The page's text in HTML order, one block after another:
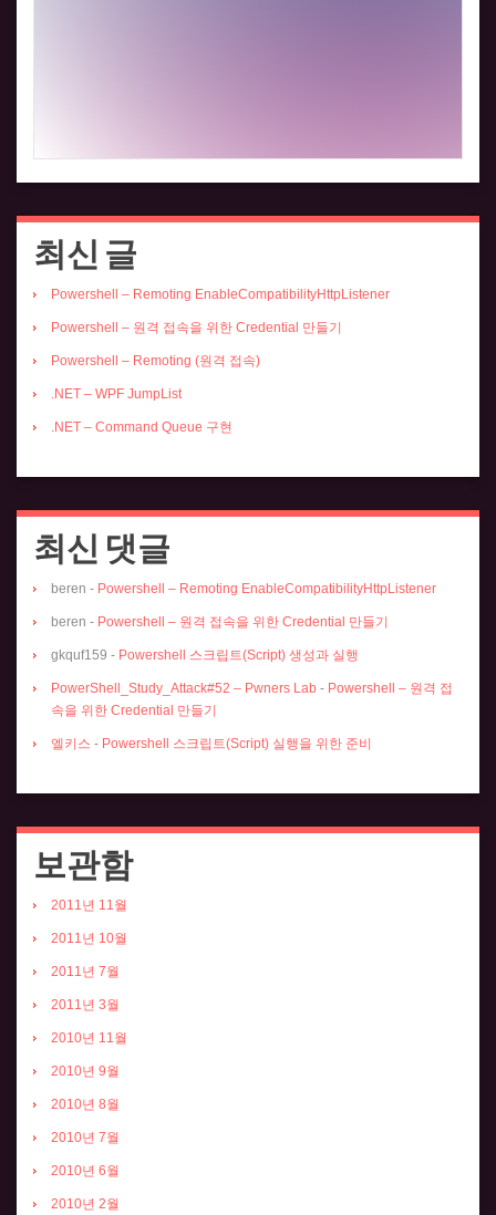
최신 글
Powershell – Remoting EnableCompatibilityHttpListener
Powershell – 원격 접속을 위한 Credential 만들기
Powershell – Remoting (원격 접속)
.NET – WPF JumpList
.NET – Command Queue 구현
최신 댓글
beren - Powershell – Remoting EnableCompatibilityHttpListener
beren - Powershell – 원격 접속을 위한 Credential 만들기
gkquf159 - Powershell 스크립트(Script) 생성과 실행
PowerShell_Study_Attack#52 – Pwners Lab - Powershell – 원격 접
속을 위한 Credential 만들기
엘키스 - Powershell 스크립트(Script) 실행을 위한 준비
보관함
2011년 11월
2011년 10월
2011년 7월
2011년 3월
2010년 11월
2010년 9월
2010년 8월
2010년 7월
2010년 6월
2010년 2월